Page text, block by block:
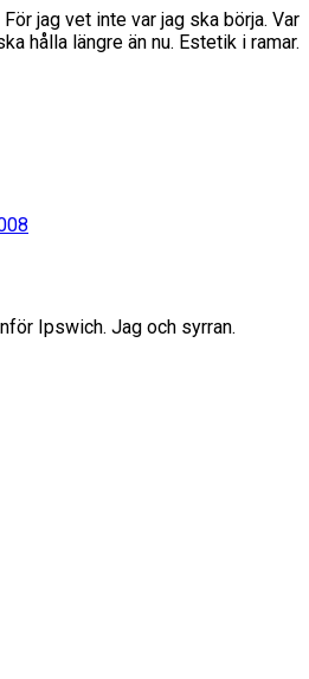
jag vet inte var jag ska börja. Var
hålla längre än nu. Estetik i ramar.
Ipswich. Jag och syrran.